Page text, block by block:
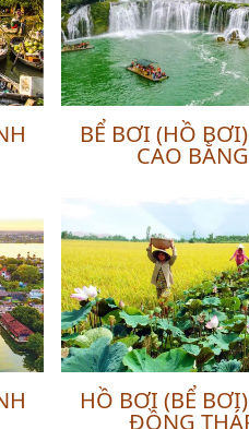
BỂ BƠI (HỒ
CAO BẰNG
HỒ BƠI (BỂ
ĐỒNG